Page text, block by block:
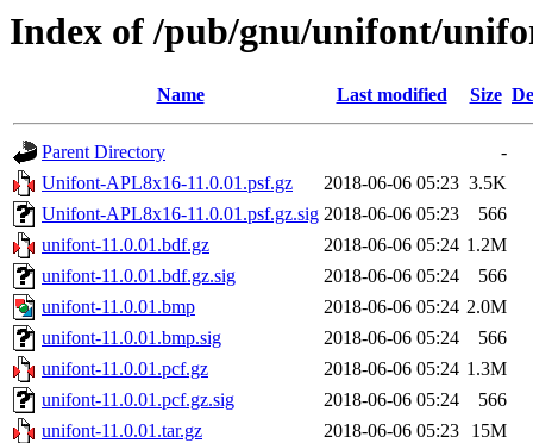
Index of /pub/gnu/unifont/
Name Last modified Size
Parent Directory
-
Unifont-APL8x16-11.0.01.psf.gz
2018-06-06 05:23 3.5K
Unifont-APL8x16-11.0.01.psf.gz.sig 2018-06-06 05:23
566
unifont-11.0.01.bdf.gz
2018-06-06 05:24 1.2M
unifont-11.0.01.bdf.gz.sig
2018-06-06 05:24
566
unifont-11.0.01.bmp
2018-06-06 05:24 2.0M
unifont-11.0.01.bmp.sig
2018-06-06 05:24
566
unifont-11.0.01.pcf.gz
2018-06-06 05:24 1.3M
unifont-11.0.01.pcf.gz.sig
2018-06-06 05:24
566
unifont-11.0.01.tar.gz
2018-06-06 05:23
15M